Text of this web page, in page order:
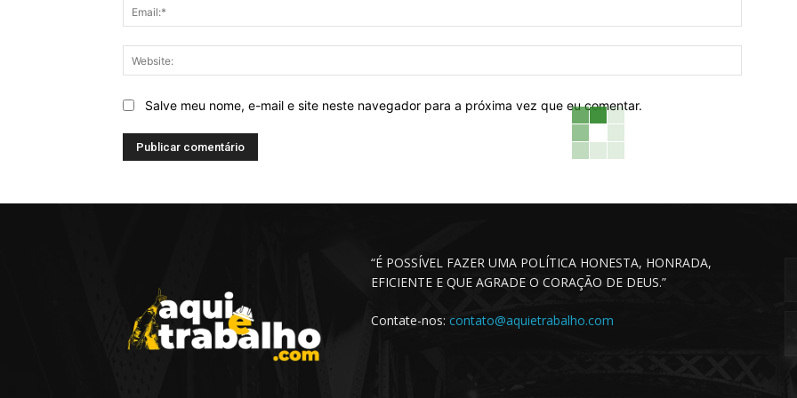
Salve meu nome, e-mail e site neste navegador para a próxima vez que eu comentar.
“É POSSÍVEL FAZER UMA POLÍTICA HONESTA, HONRADA,
EFICIENTE E QUE AGRADE O CORAÇÃO DE DEUS.”
Contate-nos: contato@aquietrabalho.com